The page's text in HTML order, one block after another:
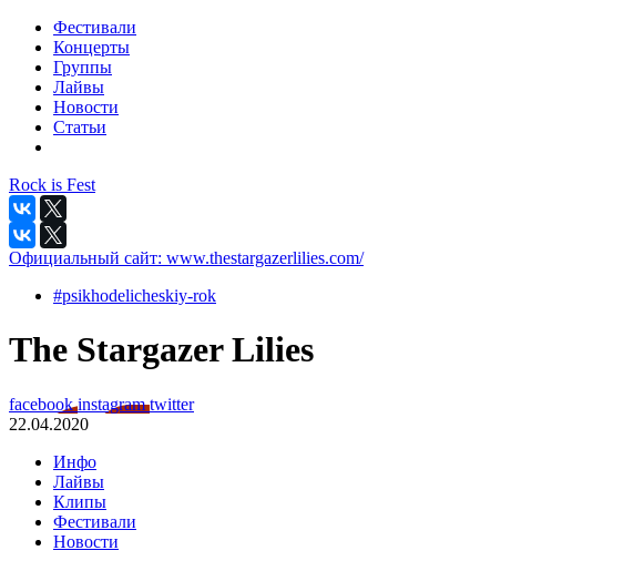
Фестивали
Концерты
Группы
Лайвы
Новости
Статьи
Rock is Fest
Официальный сайт: www.thestargazerlilies.com/
#psikhodelicheskiy-rok
The Stargazer Lilies
facebookinstagramtwitter
22.04.2020
Инфо
Лайвы
Клипы
Фестивали
Новости